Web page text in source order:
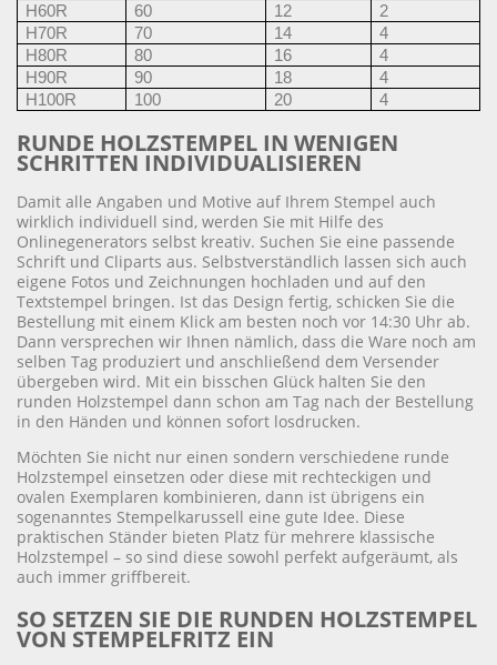
H60R
60 12
2
H70R
70 14
4
H80R
80 16
4
H90R
90 18
4
H100R
100 20 4
RUNDE HOLZSTEMPEL IN WENIGEN
SCHRITTEN INDIVIDUALISIEREN
Damit alle Angaben und Motive auf Ihrem Stempel auch
wirklich individuell sind, werden Sie mit Hilfe des
Onlinegenerators selbst kreativ. Suchen Sie eine passende
Schrift und Cliparts aus. Selbstverständlich lassen sich auch
eigene Fotos und Zeichnungen hochladen und auf den
Textstempel bringen. Ist das Design fertig, schicken Sie die
Bestellung mit einem Klick am besten noch vor 14:30 Uhr ab.
Dann versprechen wir Ihnen nämlich, dass die Ware noch am
selben Tag produziert und anschließend dem Versender
übergeben wird. Mit ein bisschen Glück halten Sie den
runden Holzstempel dann schon am Tag nach der Bestellung
in den Händen und können sofort losdrucken.
Möchten Sie nicht nur einen sondern verschiedene runde
Holzstempel einsetzen oder diese mit rechteckigen und
ovalen Exemplaren kombinieren, dann ist übrigens ein
sogenanntes Stempelkarussell eine gute Idee. Diese
praktischen Ständer bieten Platz für mehrere klassische
Holzstempel – so sind diese sowohl perfekt aufgeräumt, als
auch immer griffbereit.
SO SETZEN SIE DIE RUNDEN HOLZSTEMPEL
VON STEMPELFRITZ EIN